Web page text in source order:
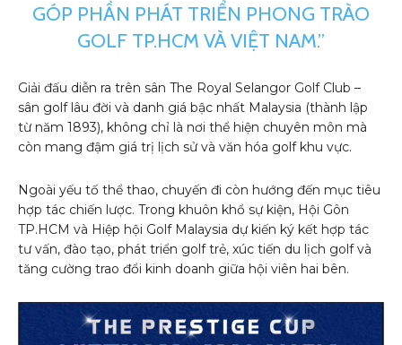
GÓP PHẦN PHÁT TRIỂN PHONG TRÀO
GOLF TP.HCM VÀ VIỆT NAM.”
Giải đấu diễn ra trên sân The Royal Selangor Golf Club –
sân golf lâu đời và danh giá bậc nhất Malaysia (thành lập
từ năm 1893), không chỉ là nơi thể hiện chuyên môn mà
còn mang đậm giá trị lịch sử và văn hóa golf khu vực.
Ngoài yếu tố thể thao, chuyến đi còn hướng đến mục tiêu
hợp tác chiến lược. Trong khuôn khổ sự kiện, Hội Gôn
TP.HCM và Hiệp hội Golf Malaysia dự kiến ký kết hợp tác
tư vấn, đào tạo, phát triển golf trẻ, xúc tiến du lịch golf và
tăng cường trao đổi kinh doanh giữa hội viên hai bên.